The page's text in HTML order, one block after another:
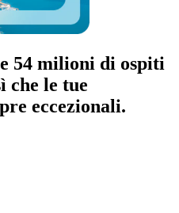
54 milioni di ospiti
che le tue
eccezionali.